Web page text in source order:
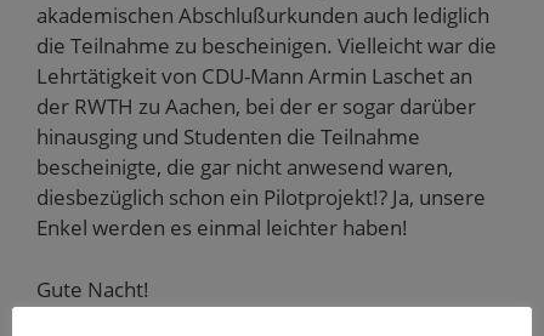
akademischen Abschlußurkunden auch lediglich
die Teilnahme zu bescheinigen. Vielleicht war die
Lehrtätigkeit von CDU-Mann Armin Laschet an
der RWTH zu Aachen, bei der er sogar darüber
hinausging und Studenten die Teilnahme
bescheinigte, die gar nicht anwesend waren,
diesbezüglich schon ein Pilotprojekt!? Ja, unsere
Enkel werden es einmal leichter haben!
Gute Nacht!